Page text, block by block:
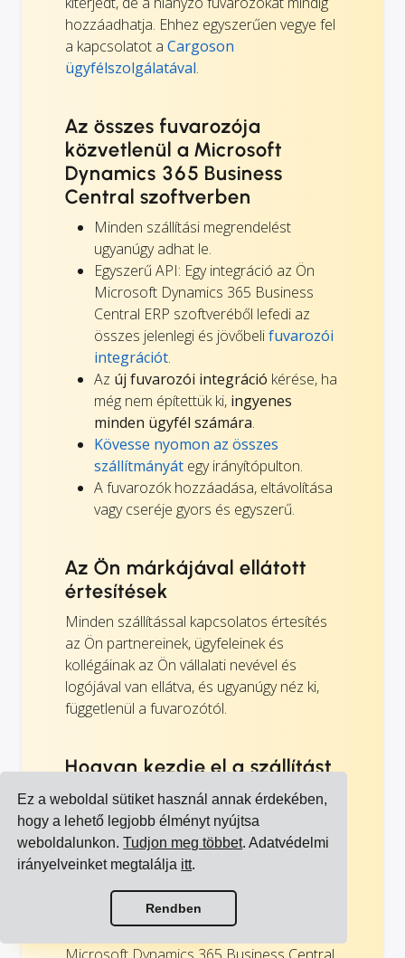
Ez a weboldal sütiket használ annak érdekében,
hogy a lehető legjobb élményt nyújtsa
weboldalunkon.Tudjon meg többet. Adatvédelmi
irányelveinket megtalálja itt.
Rendben
hozzáadhatja. Ehhez egyszerűen vegye fel
a kapcsolatot a Cargoson
ügyfélszolgálatával.
Az összes fuvarozója
közvetlenül a Microsoft
Dynamics 365 Business
Central szoftverben
Minden szállítási megrendelést
ugyanúgy adhat le.
Egyszerű API: Egy integráció az Ön
Microsoft Dynamics 365 Business
Central ERP szoftveréből lefedi az
összes jelenlegi és jövőbelifuvarozói
integrációt.
Az új fuvarozói integráció kérése, ha
még nem építettük ki, ingyenes
minden ügyfél számára.
Kövesse nyomon az összes
szállítmányát egy irányítópulton.
A fuvarozók hozzáadása, eltávolítása
vagy cseréje gyors és egyszerű.
Az Ön márkájával ellátott
értesítések
Minden szállítással kapcsolatos értesítés
az Ön partnereinek, ügyfeleinek és
kollégáinak az Ön vállalati nevével és
logójával van ellátva, és ugyanúgy néz ki,
függetlenül a fuvarozótól.
Hogyan kezdje el a szállítást
közvetlenül a Microsoft
Dynamics 365 Business
Central szoftverből
Kérjen egy demót, és megmutatjuk, hogyan
adhatja hozzá a szállítási modult a
Microsoft Dynamics 365 Business Central
környezetéhez. Ezután feltöltheti a
Összes integráció megtekintése
Összes fuvarozó megtekintése